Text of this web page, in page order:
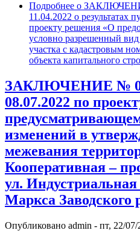
Подробнее о
11.04.2022 о результатах
проекту решения «О
условно разрешенный вид
участка с кадастровым
объекта капитального
ЗАКЛЮЧЕНИЕ № 06-
08.07.2022 по
изменений в
межевания
Кооперативная –
ул. Индустриальная
Маркса Заводского
Опубликовано admin - пт, 22/07/